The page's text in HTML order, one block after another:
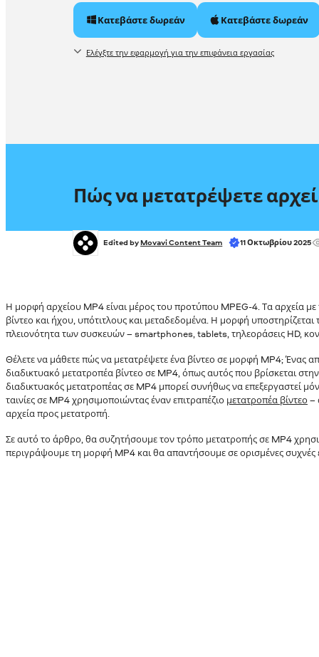
Κατεβάστε δωρεάν Κατεβάστε δωρεάν
Ελέγξτε την εφαρμογή για την επιφάνεια εργασίας
Πώς να μετατρέψετε
Edited by Movavi Content Team 11 Οκτωβρίου 2025
Η μορφή αρχείου MP4 είναι μέρος του προτύπου MPEG-4. Τα αρχεία
βίντεο και ήχου, υπότιτλους και μεταδεδομένα. Η μορφή
πλειονότητα των συσκευών – smartphones, tablets, τηλεοράσεις HD,
Θέλετε να μάθετε πώς να μετατρέψετε ένα βίντεο σε μορφή MP4; Ένας
διαδικτυακό μετατροπέα βίντεο σε MP4, όπως αυτός που βρίσκεται
διαδικτυακός μετατροπέας σε MP4 μπορεί συνήθως να επεξεργαστεί
ταινίες σε MP4 χρησιμοποιώντας έναν επιτραπέζιο μετατροπέα βίντεο –
αρχεία προς μετατροπή.
Σε αυτό το άρθρο, θα συζητήσουμε τον τρόπο μετατροπής σε MP4
περιγράψουμε τη μορφή MP4 και θα απαντήσουμε σε ορισμένες συχνές